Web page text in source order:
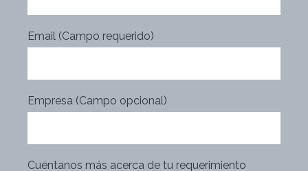
Email (Campo requerido)
Empresa (Campo opcional)
Cuéntanos más acerca de tu requerimiento